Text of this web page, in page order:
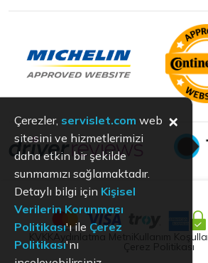
Aydınlatma Metni Kullanım
Çerez Politikası
Çerezler, servislet.com web
sitesini ve hizmetlerimizi
daha etkin bir şekilde
sunmamızı sağlamaktadır.
Detaylı bilgi için Kişisel
Verilerin Korunması
Politikası'ı ile Çerez
Politikası'nı
×